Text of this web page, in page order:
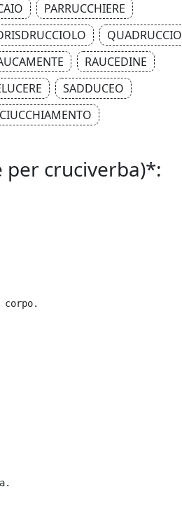
PARRUCCHIERE
QUADRUCCIO
RAUCEDINE
SADDUCEO
per cruciverba)*: